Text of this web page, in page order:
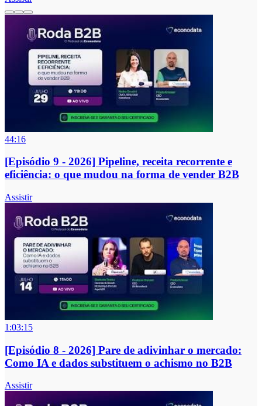
44:16
[Episódio 9 - 2026] Pipeline, receita recorrente e
eficiência: o que mudou na forma de vender B2B
Assistir
1:03:15
[Episódio 8 - 2026] Pare de adivinhar o mercado:
Como IA e dados substituem o achismo no B2B
Assistir